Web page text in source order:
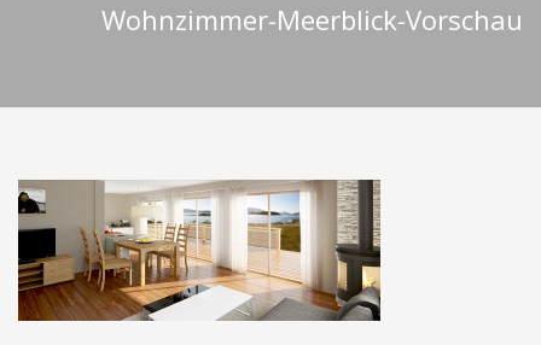
Wohnzimmer-Meerblick-Vorschau